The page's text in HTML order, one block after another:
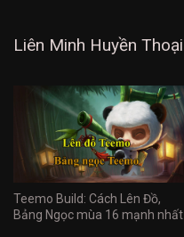
Liên Minh Huyền Thoại
Teemo Build: Cách Lên Đồ,
Bảng Ngọc mùa 16 mạnh nhất